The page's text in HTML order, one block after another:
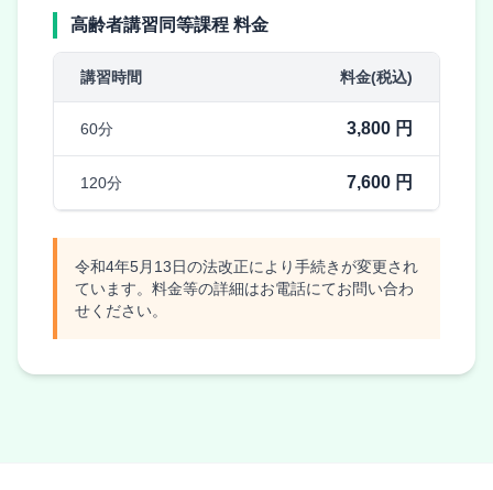
高齢者講習同等課程 料金
講習時間 料金(税込)
60分 3,800 円
120分 7,600 円
令和4年5月13日の法改正により手続きが変更され
ています。料金等の詳細はお電話にてお問い合わ
せください。